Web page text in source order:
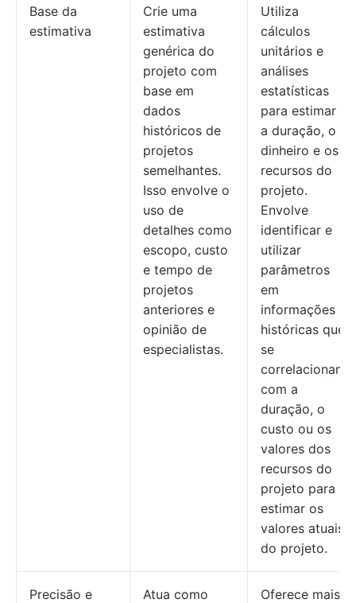
Base da
estimativa
Crie uma
estimativa
genérica do
projeto com
base em
dados
históricos de
projetos
semelhantes.
Isso envolve o
uso de
detalhes como
escopo, custo
e tempo de
projetos
anteriores e
opinião de
especialistas.
Utiliza
cálculos
unitários e
análises
estatísticas
para estimar
a duração, o
dinheiro e os
recursos do
projeto.
Envolve
identificar e
utilizar
parâmetros
em
informações
históricas que
se
correlacionam
com a
duração, o
custo ou os
valores dos
recursos do
projeto para
estimar os
valores atuais
do projeto.
Precisão e
Atua como
Oferece mais